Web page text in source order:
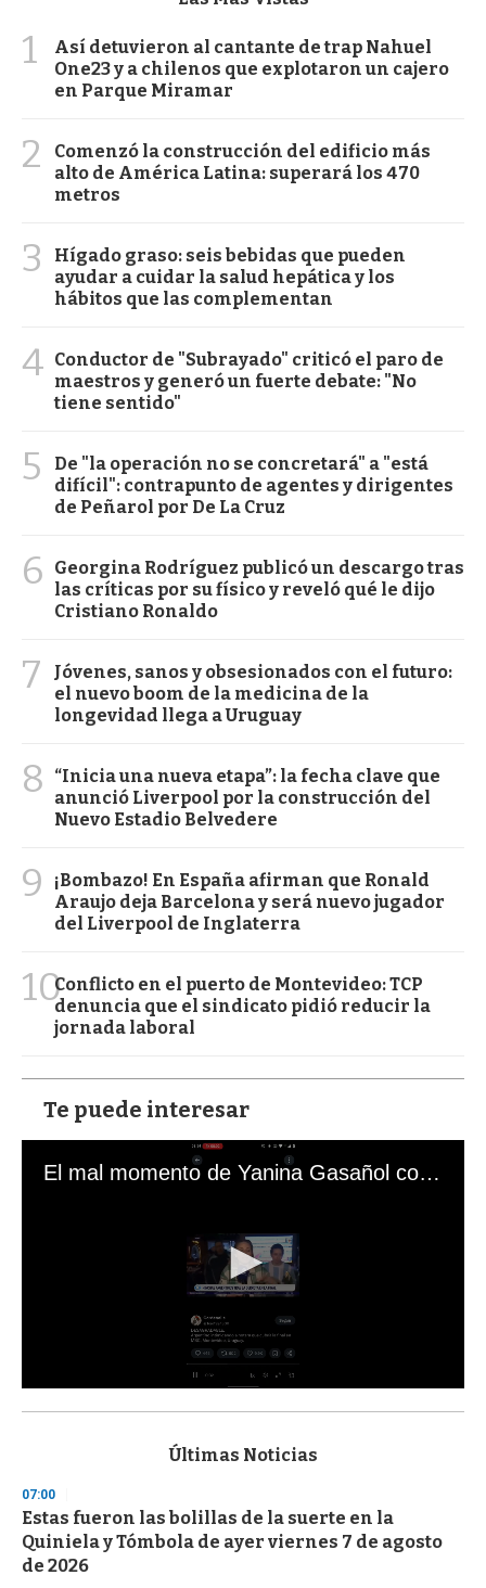
1
Así detuvieron al cantante de trap Nahuel
One23 y a chilenos que explotaron un cajero
en Parque Miramar
2
Comenzó la construcción del edificio más
alto de América Latina: superará los 470
metros
3
Hígado graso: seis bebidas que pueden
ayudar a cuidar la salud hepática y los
hábitos que las complementan
4 Conductor de "Subrayado" criticó el paro de
maestros y generó un fuerte debate: "No
tiene sentido"
5
De "la operación no se concretará" a "está
difícil": contrapunto de agentes y dirigentes
de Peñarol por De La Cruz
6
Georgina Rodríguez publicó un descargo tras
las críticas por su físico y reveló qué le dijo
Cristiano Ronaldo
7
Jóvenes, sanos y obsesionados con el futuro:
el nuevo boom de la medicina de la
longevidad llega a Uruguay
8
“Inicia una nueva etapa”: la fecha clave que
anunció Liverpool por la construcción del
Nuevo Estadio Belvedere
9
¡Bombazo! En España afirman que Ronald
Araujo deja Barcelona y será nuevo jugador
del Liverpool de Inglaterra
10Conflicto en el puerto de Montevideo: TCP
denuncia que el sindicato pidió reducir la
jornada laboral
Te puede interesar
El mal momento de Yanina Gasañol con un hincha argentino en "Subrayado"
s
d
s
o
f
3
Últimas Noticias
07:00
Estas fueron las bolillas de la suerte en la
Quiniela y Tómbola de ayer viernes 7 de agosto
de 2026